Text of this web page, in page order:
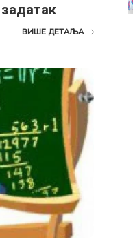
ВИШЕ ДЕТАЉА